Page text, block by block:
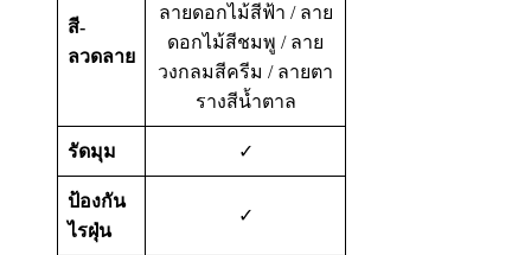
สี-
ลวดลาย
ลายดอกไม้สีฟ้า / ลาย
ดอกไม้สีชมพู / ลาย
วงกลมสีครีม / ลายตา
รางสีน้ำตาล
รัดมุม ✓
ป้องกัน
ไรฝุ่น
✓